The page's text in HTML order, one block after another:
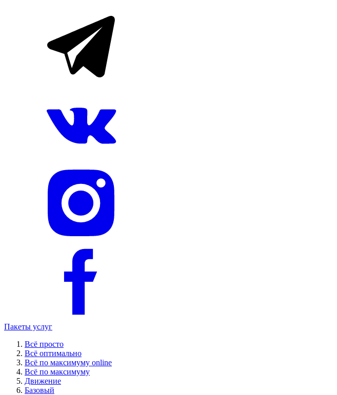
Пакеты услуг
Всё просто
Всё оптимально
Всё по максимуму online
Всё по максимуму
Движение
Базовый